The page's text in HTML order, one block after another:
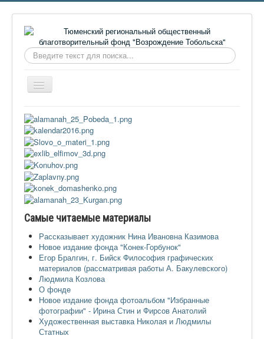
Искать...
Включить/
выключить
Главная
О фонде
Онлайн библиотека
Видеоматериалы
Контакты
Сайт проекта Достоевский
Ермаковополе.рф
Самые читаемые материалы
Рассказывает художник Нина Ивановна Казимова
Новое издание фонда "Конек-Горбунок"
Егор Бралгин, г. Бийск Философия графических
материалов (рассматривая работы А. Бакулевского)
Людмила Козлова
О фонде
Новое издание фонда фотоальбом "Избранные
фотографии" - Ирина Стин и Фирсов Анатолий
Художественная выставка Николая и Людмилы
Статных